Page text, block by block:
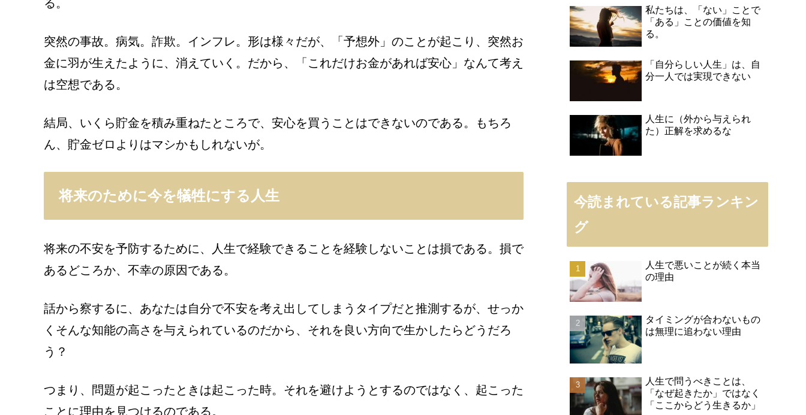
る。
突然の事故。病気。詐欺。インフレ。形は様々だが、「予想外」のことが起こり、突然お
金に羽が生えたように、消えていく。だから、「これだけお金があれば安心」なんて考え
は空想である。
結局、いくら貯金を積み重ねたところで、安心を買うことはできないのである。もちろ
ん、貯金ゼロよりはマシかもしれないが。
将来のために今を犠牲にする人生
将来の不安を予防するために、人生で経験できることを経験しないことは損である。損で
あるどころか、不幸の原因である。
話から察するに、あなたは自分で不安を考え出してしまうタイプだと推測するが、せっか
くそんな知能の高さを与えられているのだから、それを良い方向で生かしたらどうだろ
う？
つまり、問題が起こったときは起こった時。それを避けようとするのではなく、起こった
ことに理由を見つけるのである。
私たちは、「ない」ことで
「ある」ことの価値を知
る。
「自分らしい人生」は、自
分一人では実現できない
人生に（外から与えられ
た）正解を求めるな
今読まれている記事ランキン
グ
人生で悪いことが続く本当
の理由
タイミングが合わないもの
は無理に追わない理由
人生で問うべきことは、
「なぜ起きたか」ではなく
「ここからどう生きるか」